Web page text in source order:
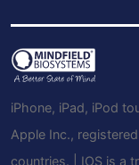
iPhone, iPad, iPod
Apple Inc.,
countries. | IOS is a